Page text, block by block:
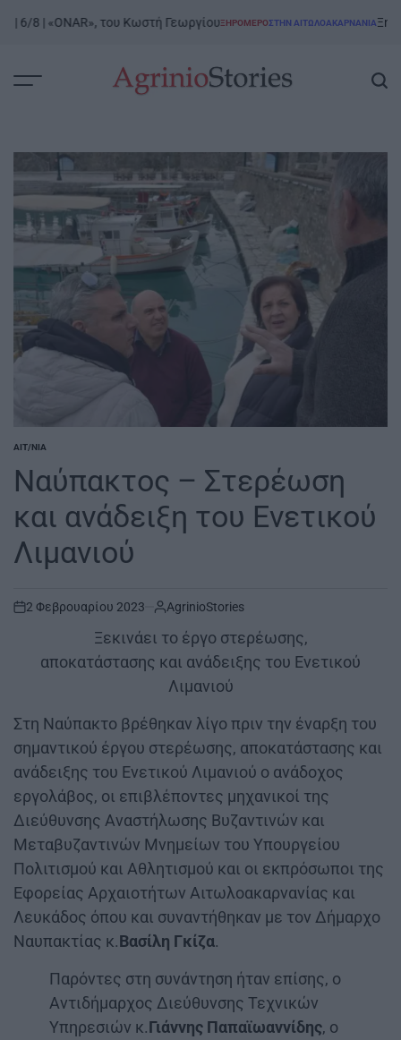
8 | «ONAR», του Κωστή ΓεωργίουPOSTED
ΞΗΡΟΜΕΡΟΣΤΗΝ ΑΙΤΩΛΟΑΚΑΡΝΑΝΊΑ
POSTED
ΑΙΤ/ΝΊΑ
Ναύπακτος – Στερέωση
και ανάδειξη του Ενετικού
Λιμανιού
on
2 Φεβρουαρίου 2023 AgrinioStories
Ξεκινάει το έργο στερέωσης,
αποκατάστασης και ανάδειξης του Ενετικού
Λιμανιού
Στη Ναύπακτο βρέθηκαν λίγο πριν την έναρξη του
σημαντικού έργου στερέωσης, αποκατάστασης και
ανάδειξης του Ενετικού Λιμανιού ο ανάδοχος
εργολάβος, οι επιβλέποντες μηχανικοί της
Διεύθυνσης Αναστήλωσης Βυζαντινών και
Μεταβυζαντινών Μνημείων του Υπουργείου
Πολιτισμού και Αθλητισμού και οι εκπρόσωποι της
Εφορείας Αρχαιοτήτων Αιτωλοακαρνανίας και
Λευκάδος όπου και συναντήθηκαν με τον Δήμαρχο
Ναυπακτίας κ.Βασίλη Γκίζα.
Παρόντες στη συνάντηση ήταν επίσης, ο
Αντιδήμαρχος Διεύθυνσης Τεχνικών
Υπηρεσιών κ.Γιάννης Παπαϊωαννίδης, ο